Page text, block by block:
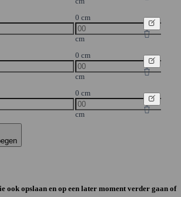
0 cm
cm
0 cm
cm
0 cm
cm
ook opslaan en op een later moment verder gaan of